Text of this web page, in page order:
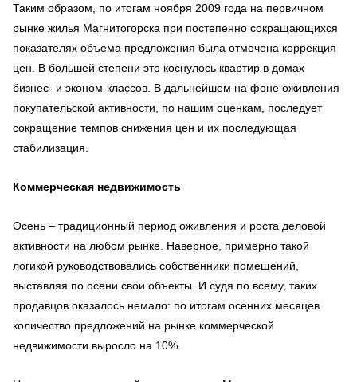
Таким образом, по итогам ноября 2009 года на первичном
рынке жилья Магнитогорска при постепенно сокращающихся
показателях объема предложения была отмечена коррекция
цен. В большей степени это коснулось квартир в домах
бизнес- и эконом-классов. В дальнейшем на фоне оживления
покупательской активности, по нашим оценкам, последует
сокращение темпов снижения цен и их последующая
стабилизация.
Коммерческая недвижимость
Осень – традиционный период оживления и роста деловой
активности на любом рынке. Наверное, примерно такой
логикой руководствовались собственники помещений,
выставляя по осени свои объекты. И судя по всему, таких
продавцов оказалось немало: по итогам осенних месяцев
количество предложений на рынке коммерческой
недвижимости выросло на 10%.